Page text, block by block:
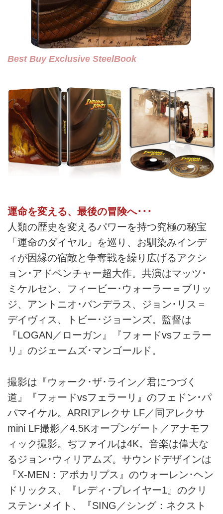
Best Buy Exclusive SteelBook
運命を変える、最後の冒険へ･･･
人類の歴史を変えるパワーを持つ究極の秘宝
「運命のダイヤル」を巡り、お馴染みインデ
ィが因縁の宿敵と争奪戦を繰り広げるアクシ
ョン･アドベンチャー超大作。共演はマッツ･
ミケルセン、フィービー･ウォーラー＝ブリッ
ジ、アントニオ･バンデラス、ジョン･リス＝
デイヴィス、トビー･ジョーンズ。監督は
『LOGAN／ローガン』『フォードvsフェラー
リ』のジェームズ･マンゴールド。
撮影は『ウォーク･ザ･ライン／君につづく
道』『フォードvsフェラーリ』のフェドン･パ
パマイケル。ARRIアレクサ LF／同アレクサ
mini LF撮影／4.5Kオープンゲート／アナモフ
ィック撮影。ぢファイルは4K。音楽は偉大な
るジョン･ウィリアムズ。サウンドデザインは
『X-MEN：アポカリプス』のウォーレン･ヘン
ドリックス、『レディ･プレイヤー1』のクリ
ステン･メイト、『SING／シング：ネクスト